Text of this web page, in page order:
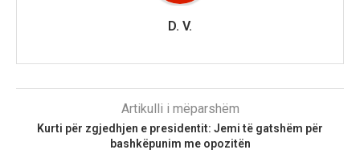
D. V.
Artikulli i mëparshëm
Kurti për zgjedhjen e presidentit: Jemi të gatshëm për
bashkëpunim me opozitën